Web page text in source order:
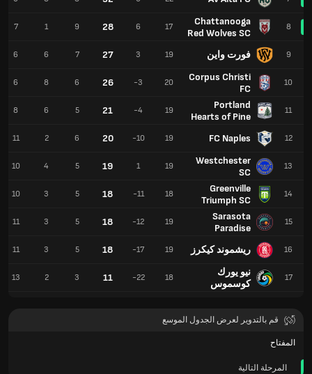
8
Chattanooga
Red Wolves SC
9 فورت واين
10
Corpus Christi
FC
11
Portland
Hearts of Pine
12
FC Naples
13
Westchester
SC
14
Greenville
Triumph SC
15
Sarasota
Paradise
16 ريشموند كيكرز
17
نيو يورك
كوسموس
17
6
28
9
1
7
19
3
27
7
6
6
20
-3
26
6
8
6
19
-4
21
5
6
8
19
-10
20
6
2
11
19
1
19
5
4
10
18
-11
18
5
3
10
19
-12
18
5
3
11
19
-17
18
5
3
11
18
-22
11
3
2
13
قم بالتدوير لعرض الجدول الموسع
المفتاح
المرحلة التالية